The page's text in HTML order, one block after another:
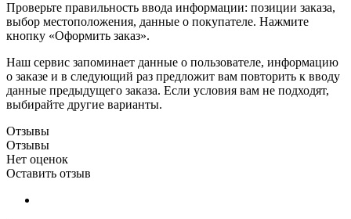
Проверьте правильность ввода информации: позиции заказа,
выбор местоположения, данные о покупателе. Нажмите
кнопку «Оформить заказ».
Наш сервис запоминает данные о пользователе, информацию
о заказе и в следующий раз предложит вам повторить к вводу
данные предыдущего заказа. Если условия вам не подходят,
выбирайте другие варианты.
Отзывы
Отзывы
Нет оценок
Оставить отзыв